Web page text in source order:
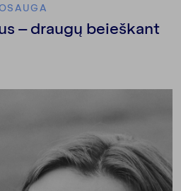
– draugų beieškant